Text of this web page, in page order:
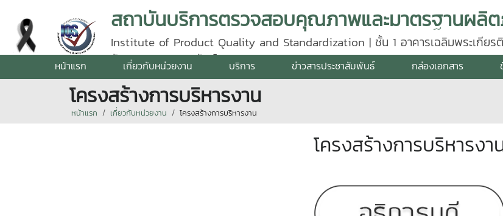
Institute of Product Quality and Standardization | ชั้น 1 อาคารเฉลิมพระเกียร
รัตนราชสุดา | โทรศัพท์ 0 5387 5640
หน้าแรก เกี่ยวกับหน่วยงาน บริการ ข่าวสารประชาสัมพันธ์ กล่องเอกสาร
โครงสร้างการบริหารงาน
หน้าแรก เกี่ยวกับหน่วยงาน โครงสร้างการบริหารงาน
โครงสร้างการบริหารงา